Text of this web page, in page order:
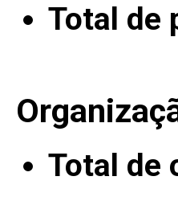
Total de
Total de